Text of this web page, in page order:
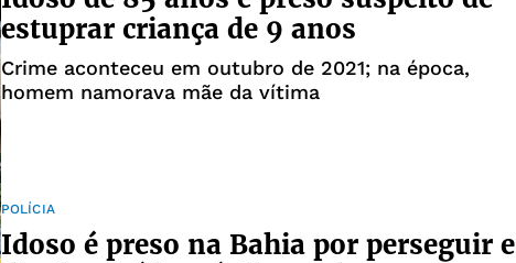
estuprar criança de 9 anos
Crime aconteceu em outubro de 2021; na época,
homem namorava mãe da vítima
POLÍCIA
Idoso é preso na Bahia por perseguir e